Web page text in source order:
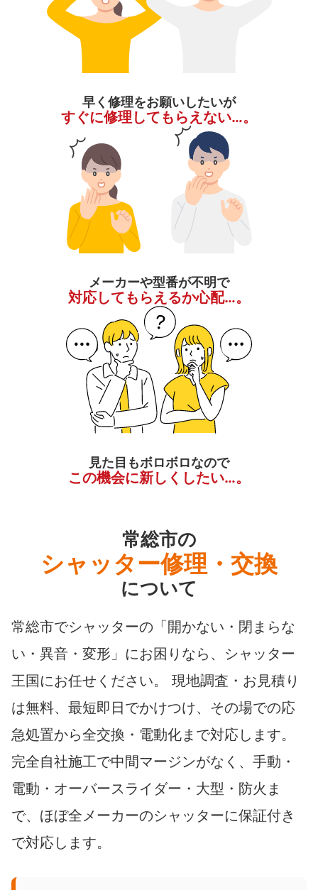
早く修理をお願いしたいが
すぐに修理してもらえない…。
メーカーや型番が不明で
対応してもらえるか心配…。
見た目もボロボロなので
この機会に新しくしたい…。
常総市の
シャッター修理・交換
について
常総市でシャッターの「開かない・閉まらな
い・異音・変形」にお困りなら、シャッター
王国にお任せください。 現地調査・お見積り
は無料、最短即日でかけつけ、その場での応
急処置から全交換・電動化まで対応します。
完全自社施工で中間マージンがなく、手動・
電動・オーバースライダー・大型・防火ま
で、ほぼ全メーカーのシャッターに保証付き
で対応します。